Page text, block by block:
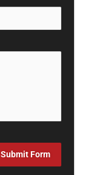
Submit Form